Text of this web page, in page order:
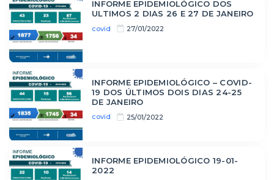
covid 27/01/2022
INFORME EPIDEMIOLÓGICO DOS
ULTIMOS 2 DIAS 26 E 27 DE JANEIRO
covid 25/01/2022
INFORME EPIDEMIOLÓGICO – COVID-
19 DOS ÚLTIMOS DOIS DIAS 24-25
DE JANEIRO
INFORME EPIDEMIOLÓGICO 19-01-
2022